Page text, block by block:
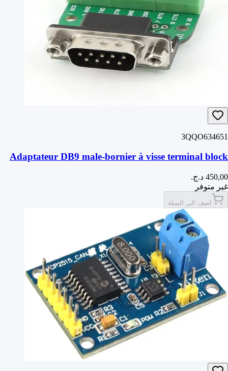
3QQO634651
Adaptateur DB9 male-bornier à visse terminal block
غير متوفر
اضف الى السلة